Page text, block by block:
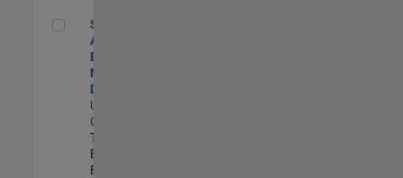
Senior Application Engineer - Model-Based Design
Senior
Application
Engineer -
Model-Based
Design
US-CA-Santa
Clara
Technical Sales
Engineering |
Experimentado